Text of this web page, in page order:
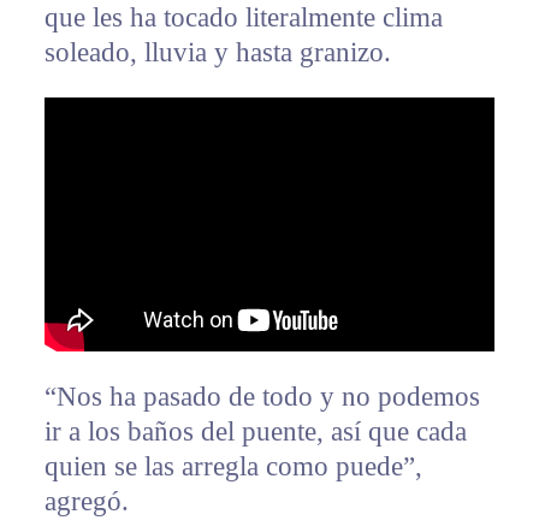
que les ha tocado literalmente clima
soleado, lluvia y hasta granizo.
“Nos ha pasado de todo y no podemos
ir a los baños del puente, así que cada
quien se las arregla como puede”,
agregó.